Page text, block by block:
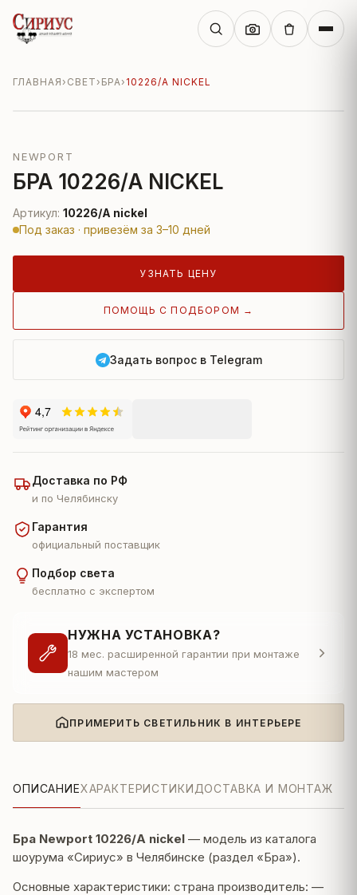
ГЛАВНАЯ› СВЕТ› БРА› 10226/A NICKEL
NEWPORT
БРА 10226/A NICKEL
Артикул: 10226/A nickel
Под заказ · привезём за 3–10 дней
УЗНАТЬ ЦЕНУ
ПОМОЩЬ С ПОДБОРОМ →
Задать вопрос в Telegram
Доставка по РФ
и по Челябинску
Гарантия
официальный поставщик
Подбор света
бесплатно с экспертом
НУЖНА УСТАНОВКА?
18 мес. расширенной гарантии при монтаже
нашим мастером
ПРИМЕРИТЬ СВЕТИЛЬНИК В ИНТЕРЬЕРЕ
ОПИСАНИЕХАРАКТЕРИСТИКИДОСТАВКА И МОНТАЖ
Бра Newport 10226/A nickel — модель из каталога
шоурума «Сириус» в Челябинске (раздел «Бра»).
Основные характеристики: страна производитель: —